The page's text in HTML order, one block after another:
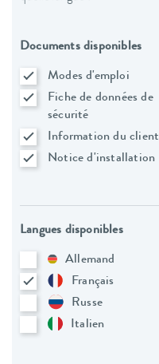
Documents disponibles
Modes d'emploi
Fiche de données de
sécurité
Information du client
Notice d'installation
Langues disponibles
Allemand
Français
Russe
Italien